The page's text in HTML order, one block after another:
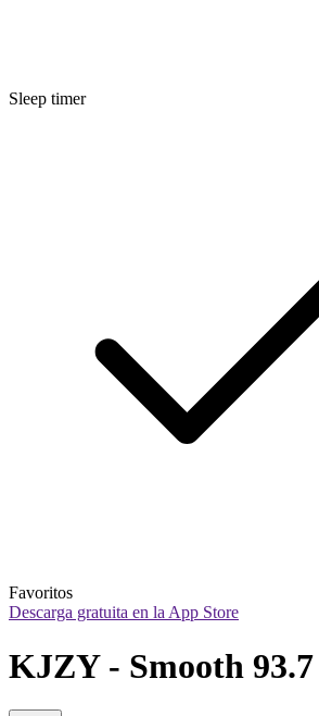
Sleep timer
Favoritos
Descarga gratuita en la App Store